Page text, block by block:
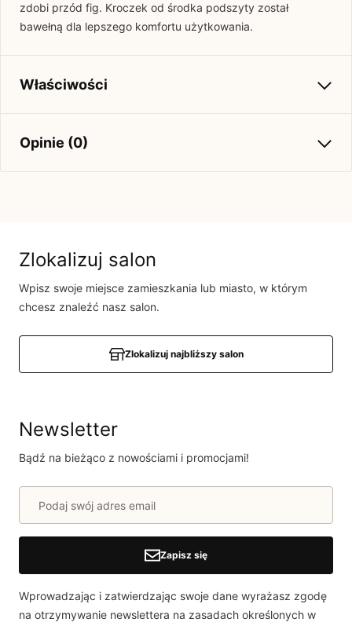
zdobi przód fig. Kroczek od środka podszyty został
bawełną dla lepszego komfortu użytkowania.
Właściwości
Opinie (0)
Bądź pierwszą osobą, która podzieli się opinią o tym
Powiadomienie
Zlokalizuj salon
Wpisz swoje miejsce zamieszkania lub miasto, w którym
chcesz znaleźć nasz salon.
Zlokalizuj najbliższy salon
Newsletter
Bądź na bieżąco z nowościami i promocjami!
Zapisz się
Wprowadzając i zatwierdzając swoje dane wyrażasz zgodę
na otrzymywanie newslettera na zasadach określonych w